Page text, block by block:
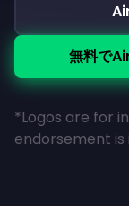
無料で
*Logos are for
endorsement is